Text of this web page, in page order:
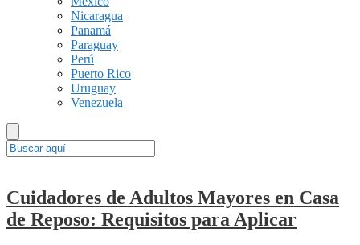
Nicaragua
Panamá
Paraguay
Perú
Puerto Rico
Uruguay
Venezuela
Cuidadores de Adultos Mayores en Casa
de Reposo: Requisitos para Aplicar